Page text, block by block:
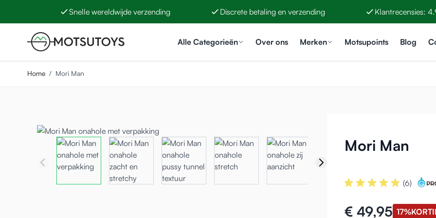
Snelle wereldwijde verzending Discrete betaling en verzending Klantrecensies:
Alle Categorieën
Over ons Merken Motsupoints Blog
Home / Mori Man
Mori Man
(6)
€ 49,95 17%